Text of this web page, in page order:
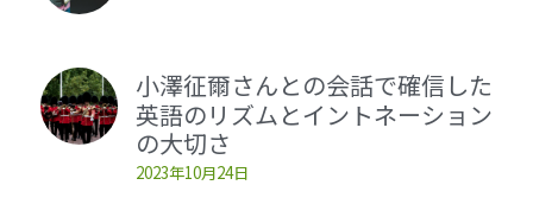
記事一覧
お知らせ
生徒さんの声
お問い合わせ
小澤征爾さんとの会話で確信した
英語のリズムとイントネーション
の大切さ
2023年10月24日
発音
通訳
エッセイ
クラス風景